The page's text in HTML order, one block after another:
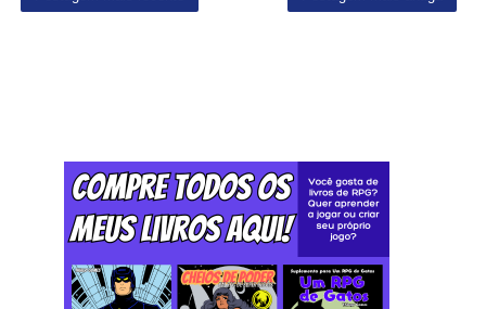
Postagem mais recente Postagem mais antiga